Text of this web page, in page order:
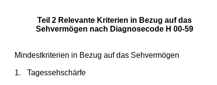
Teil 2 Relevante Kriterien in Bezug auf das
Sehvermögen nach Diagnosecode H 00-59
Mindestkriterien in Bezug auf das Sehvermögen
1. Tagessehschärfe